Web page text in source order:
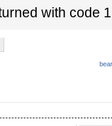
with code 1